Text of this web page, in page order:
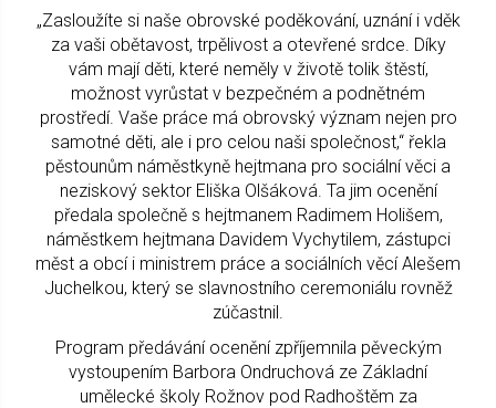
„Zasloužíte si naše obrovské poděkování, uznání i vděk
za vaši obětavost, trpělivost a otevřené srdce. Díky
vám mají děti, které neměly v životě tolik štěstí,
možnost vyrůstat v bezpečném a podnětném
prostředí. Vaše práce má obrovský význam nejen pro
samotné děti, ale i pro celou naši společnost,“ řekla
pěstounům náměstkyně hejtmana pro sociální věci a
neziskový sektor Eliška Olšáková. Ta jim ocenění
předala společně s hejtmanem Radimem Holišem,
náměstkem hejtmana Davidem Vychytilem, zástupci
měst a obcí i ministrem práce a sociálních věcí Alešem
Juchelkou, který se slavnostního ceremoniálu rovněž
zúčastnil.
Program předávání ocenění zpříjemnila pěveckým
vystoupením Barbora Ondruchová ze Základní
umělecké školy Rožnov pod Radhoštěm za